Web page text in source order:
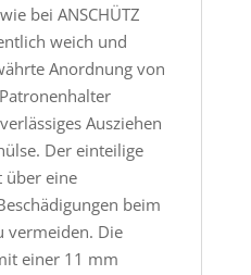
bei ANSCHÜTZ
weich und
Anordnung von
Ausziehen
Der einteilige
über eine
beim
vermeiden. Die
einer 11 mm